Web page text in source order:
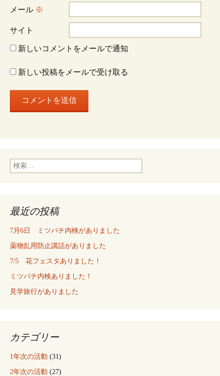
ョ
ン
メール ※
サイト
新しいコメントをメールで通知
新しい投稿をメールで受け取る
検
索:
最近の投稿
7月6日 ミツバチ内検がありました
薬物乱用防止講話がありました
7/5 花フェスタありました！
ミツバチ内検ありました！
見学旅行がありました
カテゴリー
1年次の活動 (31)
2年次の活動 (27)